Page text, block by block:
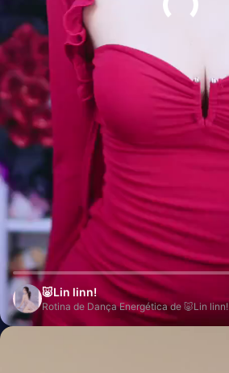
🐷Lin linn!
Rotina de Dança Energética de 🐷Lin linn!